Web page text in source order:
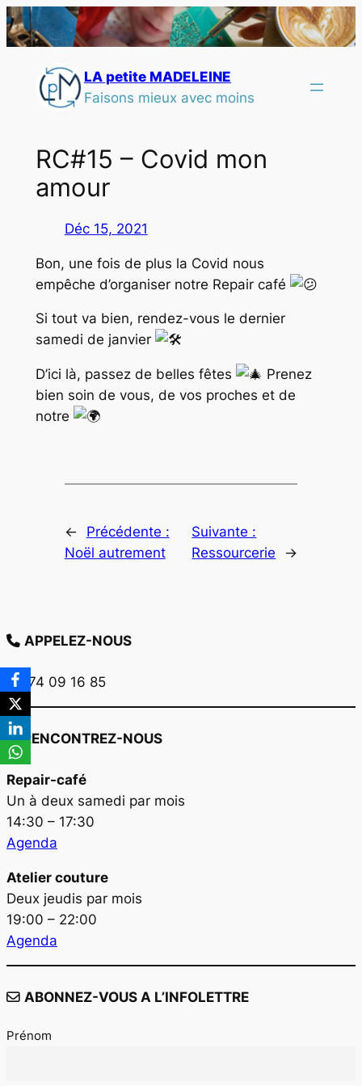
LA petite MADELEINE
Faisons mieux avec moins
RC#15 – Covid mon
amour
Déc 15, 2021
Bon, une fois de plus la Covid nous
empêche d’organiser notre Repair café
Si tout va bien, rendez-vous le dernier
samedi de janvier
D’ici là, passez de belles fêtes
Prenez
bien soin de vous, de vos proches et de
notre
←
Précédente :
Noël autrement
Suivante :
Ressourcerie
→
APPELEZ-NOUS
03 74 09 16 85
RENCONTREZ-NOUS
Repair-café
Un à deux samedi par mois
14:30 – 17:30
Agenda
Atelier couture
Deux jeudis par mois
19:00 – 22:00
Agenda
ABONNEZ-VOUS A L’INFOLETTRE
Prénom